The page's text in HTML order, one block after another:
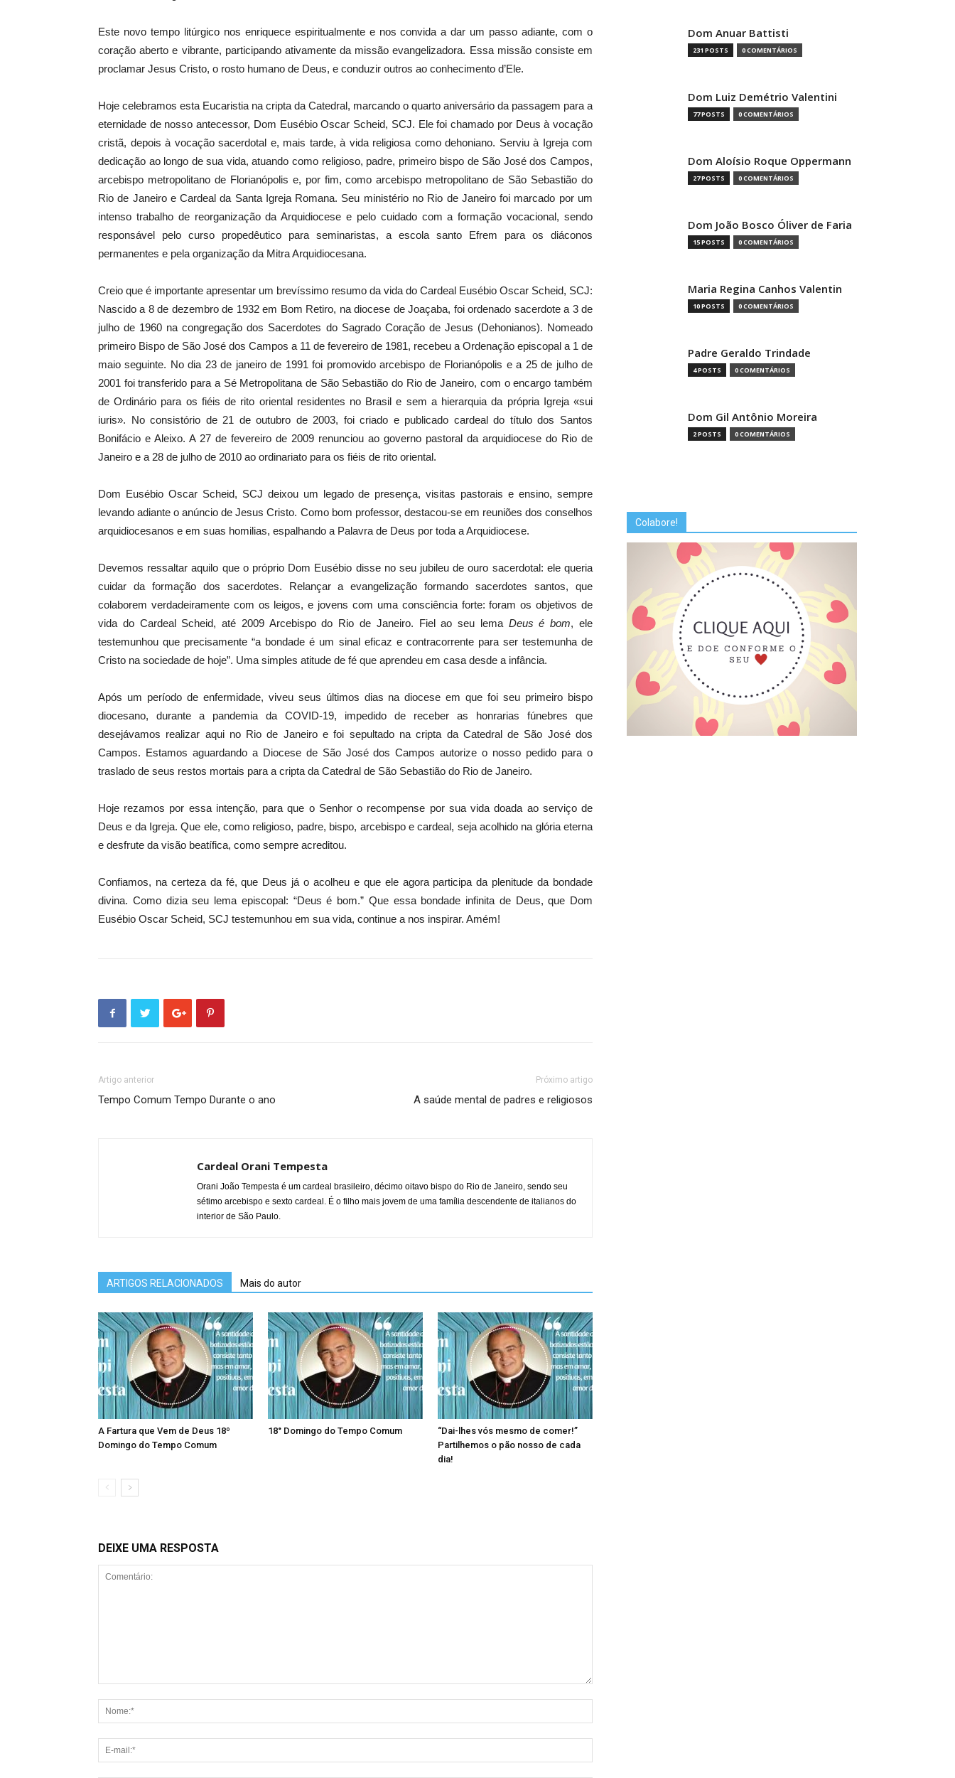
Este novo tempo litúrgico nos enriquece espiritualmente e nos convida a dar um passo adiante, com o
coração aberto e vibrante, participando ativamente da missão evangelizadora. Essa missão consiste em
proclamar Jesus Cristo, o rosto humano de Deus, e conduzir outros ao conhecimento d’Ele.
Hoje celebramos esta Eucaristia na cripta da Catedral, marcando o quarto aniversário da passagem para a
eternidade de nosso antecessor, Dom Eusébio Oscar Scheid, SCJ. Ele foi chamado por Deus à vocação
cristã, depois à vocação sacerdotal e, mais tarde, à vida religiosa como dehoniano. Serviu à Igreja com
dedicação ao longo de sua vida, atuando como religioso, padre, primeiro bispo de São José dos Campos,
arcebispo metropolitano de Florianópolis e, por fim, como arcebispo metropolitano de São Sebastião do
Rio de Janeiro e Cardeal da Santa Igreja Romana. Seu ministério no Rio de Janeiro foi marcado por um
intenso trabalho de reorganização da Arquidiocese e pelo cuidado com a formação vocacional, sendo
responsável pelo curso propedêutico para seminaristas, a escola santo Efrem para os diáconos
permanentes e pela organização da Mitra Arquidiocesana.
Creio que é importante apresentar um brevíssimo resumo da vida do Cardeal Eusébio Oscar Scheid, SCJ:
Nascido a 8 de dezembro de 1932 em Bom Retiro, na diocese de Joaçaba, foi ordenado sacerdote a 3 de
julho de 1960 na congregação dos Sacerdotes do Sagrado Coração de Jesus (Dehonianos). Nomeado
primeiro Bispo de São José dos Campos a 11 de fevereiro de 1981, recebeu a Ordenação episcopal a 1 de
maio seguinte. No dia 23 de janeiro de 1991 foi promovido arcebispo de Florianópolis e a 25 de julho de
2001 foi transferido para a Sé Metropolitana de São Sebastião do Rio de Janeiro, com o encargo também
de Ordinário para os fiéis de rito oriental residentes no Brasil e sem a hierarquia da própria Igreja «sui
iuris». No consistório de 21 de outubro de 2003, foi criado e publicado cardeal do título dos Santos
Bonifácio e Aleixo. A 27 de fevereiro de 2009 renunciou ao governo pastoral da arquidiocese do Rio de
Janeiro e a 28 de julho de 2010 ao ordinariato para os fiéis de rito oriental.
Dom Eusébio Oscar Scheid, SCJ deixou um legado de presença, visitas pastorais e ensino, sempre
levando adiante o anúncio de Jesus Cristo. Como bom professor, destacou-se em reuniões dos conselhos
arquidiocesanos e em suas homilias, espalhando a Palavra de Deus por toda a Arquidiocese.
Devemos ressaltar aquilo que o próprio Dom Eusébio disse no seu jubileu de ouro sacerdotal: ele queria
cuidar da formação dos sacerdotes. Relançar a evangelização formando sacerdotes santos, que
colaborem verdadeiramente com os leigos, e jovens com uma consciência forte: foram os objetivos de
vida do Cardeal Scheid, até 2009 Arcebispo do Rio de Janeiro. Fiel ao seu lema Deus é bom, ele
testemunhou que precisamente “a bondade é um sinal eficaz e contracorrente para ser testemunha de
Cristo na sociedade de hoje”. Uma simples atitude de fé que aprendeu em casa desde a infância.
Após um período de enfermidade, viveu seus últimos dias na diocese em que foi seu primeiro bispo
diocesano, durante a pandemia da COVID-19, impedido de receber as honrarias fúnebres que
desejávamos realizar aqui no Rio de Janeiro e foi sepultado na cripta da Catedral de São José dos
Campos. Estamos aguardando a Diocese de São José dos Campos autorize o nosso pedido para o
traslado de seus restos mortais para a cripta da Catedral de São Sebastião do Rio de Janeiro.
Hoje rezamos por essa intenção, para que o Senhor o recompense por sua vida doada ao serviço de
Deus e da Igreja. Que ele, como religioso, padre, bispo, arcebispo e cardeal, seja acolhido na glória eterna
e desfrute da visão beatífica, como sempre acreditou.
Confiamos, na certeza da fé, que Deus já o acolheu e que ele agora participa da plenitude da bondade
divina. Como dizia seu lema episcopal: “Deus é bom.” Que essa bondade infinita de Deus, que Dom
Eusébio Oscar Scheid, SCJ testemunhou em sua vida, continue a nos inspirar. Amém!
Artigo anterior
Tempo Comum Tempo Durante o ano
Próximo artigo
A saúde mental de padres e religiosos
Cardeal Orani Tempesta
Orani João Tempesta é um cardeal brasileiro, décimo oitavo bispo do Rio de Janeiro, sendo seu
sétimo arcebispo e sexto cardeal. É o filho mais jovem de uma família descendente de italianos do
interior de São Paulo.
ARTIGOS RELACIONADOS Mais do autor
A Fartura que Vem de Deus 18º
Domingo do Tempo Comum
18° Domingo do Tempo Comum
“Dai-lhes vós mesmo de comer!”
Partilhemos o pão nosso de cada
dia!
DEIXE UMA RESPOSTA
Dom Anuar Battisti
231 POSTS 0 COMENTÁRIOS
Dom Luiz Demétrio Valentini
77 POSTS 0 COMENTÁRIOS
Dom Aloísio Roque Oppermann
27 POSTS 0 COMENTÁRIOS
Dom João Bosco Óliver de Faria
15 POSTS 0 COMENTÁRIOS
Maria Regina Canhos Valentin
10 POSTS 0 COMENTÁRIOS
Padre Geraldo Trindade
4 POSTS 0 COMENTÁRIOS
Dom Gil Antônio Moreira
2 POSTS 0 COMENTÁRIOS
Colabore!